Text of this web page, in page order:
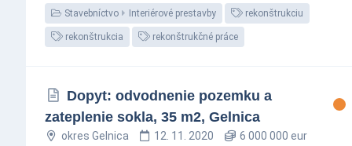
Stavebníctvo Interiérové prestavby rekonštrukciu
rekonštrukcia rekonštrukčné práce
Dopyt: odvodnenie pozemku a
zateplenie sokla, 35 m2, Gelnica
okres Gelnica 12. 11. 2020 6 000 000 eur